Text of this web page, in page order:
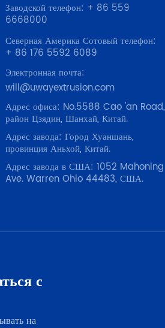
Заводской телефон: + 86 559
6668000
Северная Америка Сотовый телефон:
+ 86 176 5592 6089
Электронная почта:
will@uwayextrusion.com
Адрес офиса: No.5588 Cao 'an Road,
район Цзядин, Шанхай, Китай.
Адрес завода: Город Хуаншань,
провинция Аньхой, Китай.
Адрес завода в США: 1052 Mahoning
Ave. Warren Ohio 44483, США.
с
на